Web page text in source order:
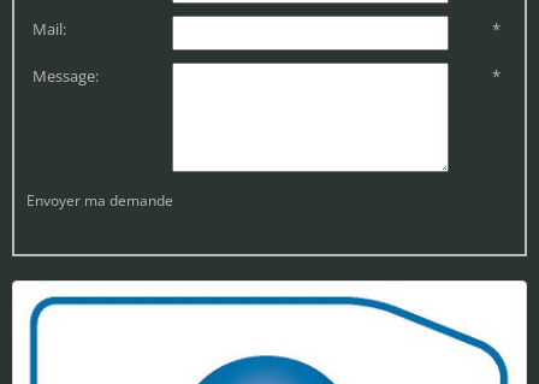
Mail: *
Message: *
Envoyer ma demande